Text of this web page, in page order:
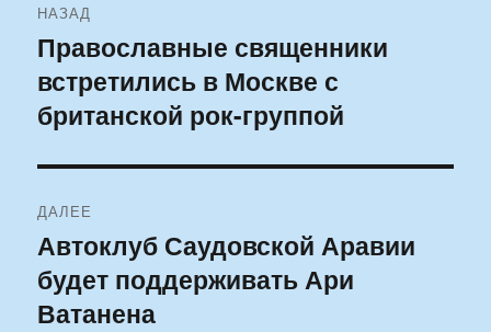
по
записям
НАЗАД
Предыдущая
запись:
Православные священники
встретились в Москве с
британской рок-группой
ДАЛЕЕ
Следующая
запись:
Автоклуб Саудовской Аравии
будет поддерживать Ари
Ватанена